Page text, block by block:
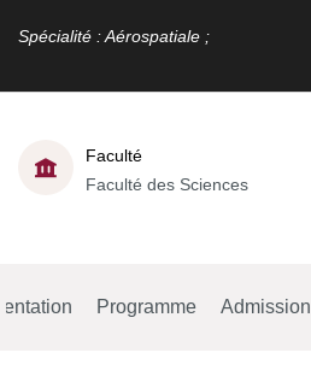
Spécialité : Aérospatiale ;
Faculté
Faculté des Sciences
Programme Admission